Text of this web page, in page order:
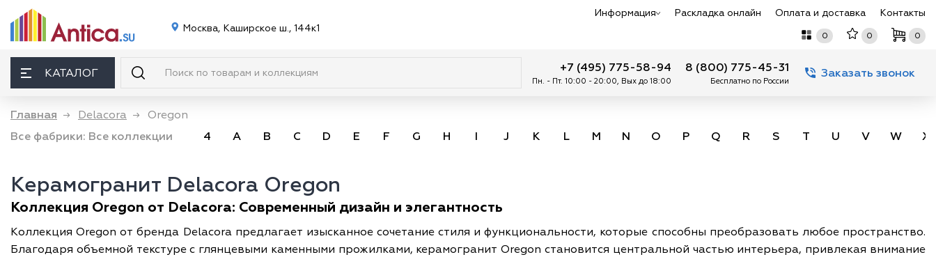
Москва, Каширское ш., 144к1
Информация Раскладка онлайн Оплата и доставка Контакты
0 0 0
КАТАЛОГ +7 (495) 775-58-94
Пн. - Пт. 10:00 - 20:00, Вых до 18:00
8 (800) 775-45-31
Бесплатно по России
Заказать звонок
Главная → Delacora → Oregon
Все фабрики: Все коллекции 4 A B C D E F G H I J K L M N O P Q R S T U V W X
Керамогранит Delacora Oregon
Коллекция Oregon от Delacora: Современный дизайн и элегантность
Коллекция Oregon от бренда Delacora предлагает изысканное сочетание стиля и функциональности, которые способны преобразовать любое пространство.
Благодаря объемной текстуре с глянцевыми каменными прожилками, керамогранит Oregon становится центральной частью интерьера, привлекая внимание